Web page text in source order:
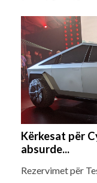
Kërkesat për
absurde...
Rezervimet për